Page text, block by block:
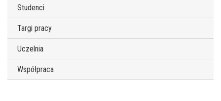
Studenci
Targi pracy
Uczelnia
Współpraca